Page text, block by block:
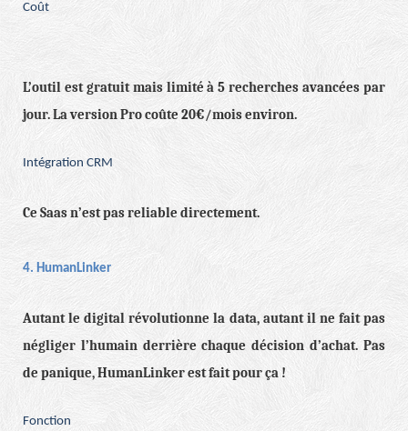
Coût
L’outil est gratuit mais limité à 5 recherches avancées par
jour. La version Pro coûte 20€/mois environ.
Intégration CRM
Ce Saas n’est pas reliable directement.
4. HumanLinker
Autant le digital révolutionne la data, autant il ne fait pas
négliger l’humain derrière chaque décision d’achat. Pas
de panique, HumanLinker est fait pour ça !
Fonction